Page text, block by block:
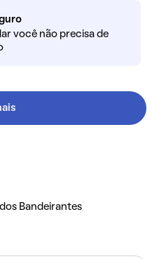
você não precisa de
Bandeirantes